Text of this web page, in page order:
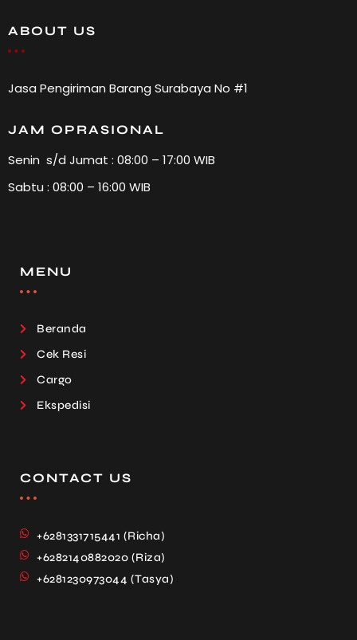
ABOUT US
Jasa Pengiriman Barang Surabaya No #1
JAM OPRASIONAL
Senin s/d Jumat : 08:00 – 17:00 WIB
Sabtu : 08:00 – 16:00 WIB
MENU
Beranda
Cek Resi
Cargo
Ekspedisi
CONTACT US
+6281331715441 (Richa)
+6282140882020 (Riza)
+6281230973044 (Tasya)